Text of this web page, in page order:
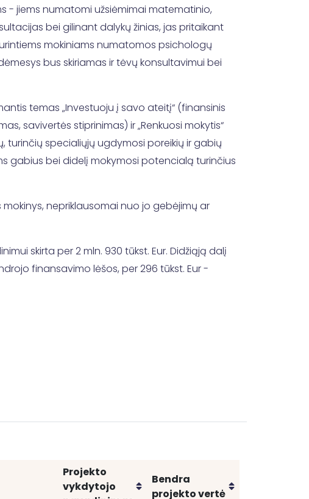
- jiems numatomi užsiėmimai matematinio,
bei gilinant dalykų žinias, jas pritaikant
mokiniams numatomos psichologų
bus skiriamas ir tėvų konsultavimui bei
temas „Investuoju į savo ateitį“ (finansinis
savivertės stiprinimas) ir „Renkuosi mokytis“
turinčių specialiųjų ugdymosi poreikių ir gabių
gabius bei didelį mokymosi potencialą turinčius
nepriklausomai nuo jo gebėjimų ar
skirta per 2 mln. 930 tūkst. Eur. Didžiąją dalį
finansavimo lėšos, per 296 tūkst. Eur -
Projekto
vykdytojo
Rikiuoti
Bendra
projekto vertė
Rikiuoti